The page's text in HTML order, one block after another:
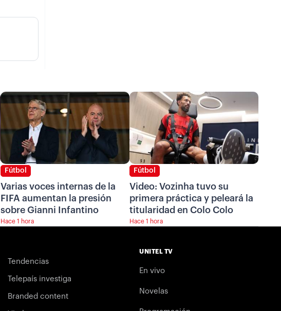
Fútbol
Varias voces internas de la
FIFA aumentan la presión
sobre Gianni Infantino
Hace 1 hora
Fútbol
Video: Vozinha tuvo su
primera práctica y peleará la
titularidad en Colo Colo
Hace 1 hora
Tendencias
Telepaís investiga
Branded content
UNITEL TV
En vivo
Novelas